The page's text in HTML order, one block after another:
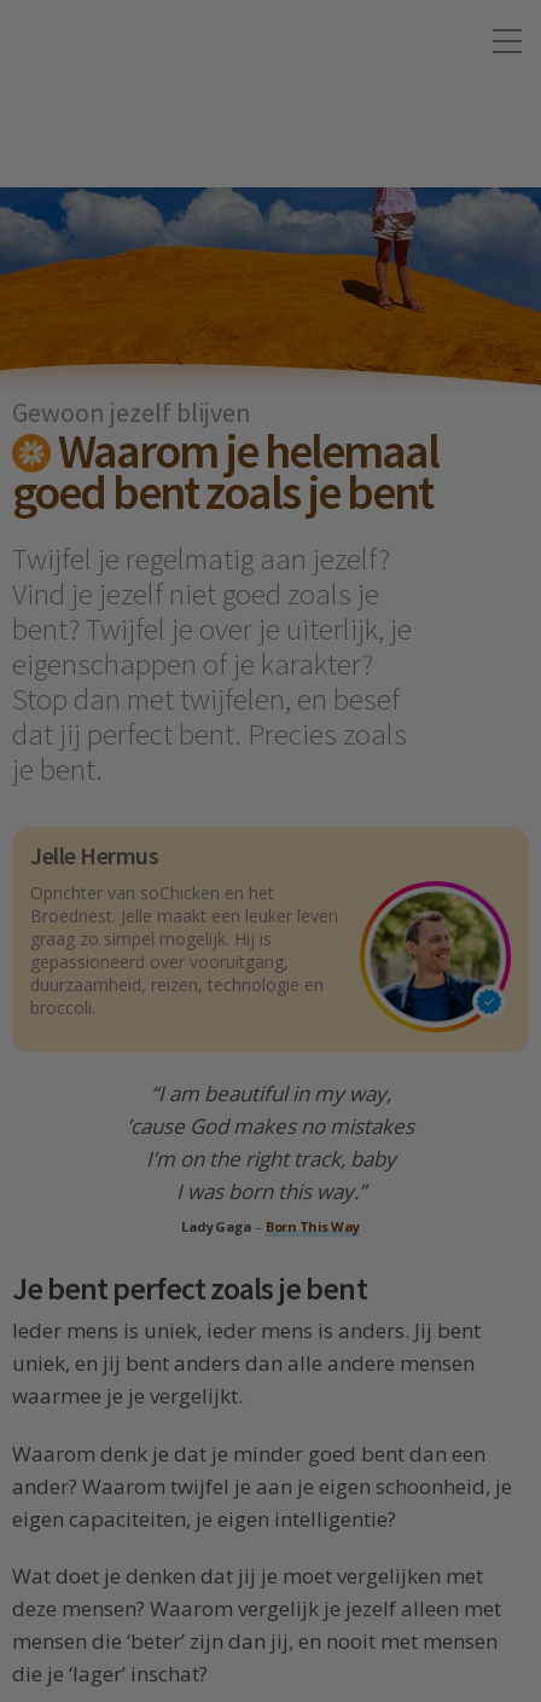
Gewoon jezelf blijven
Waarom je helemaal
goed bent zoals je bent
Twijfel je regelmatig aan jezelf?
Vind je jezelf niet goed zoals je
bent? Twijfel je over je uiterlijk, je
eigenschappen of je karakter?
Stop dan met twijfelen, en besef
dat jij perfect bent. Precies zoals
je bent.
Jelle Hermus
Oprichter van soChicken en het
Broednest. Jelle maakt een leuker leven
graag zo simpel mogelijk. Hij is
gepassioneerd over vooruitgang,
duurzaamheid, reizen, technologie en
broccoli.
“I am beautiful in my way,
’cause God makes no mistakes
I’m on the right track, baby
I was born this way.”
Lady Gaga –Born This Way
Je bent perfect zoals je bent
Ieder mens is uniek, ieder mens is anders. Jij bent
uniek, en jij bent anders dan alle andere mensen
waarmee je je vergelijkt.
Waarom denk je dat je minder goed bent dan een
ander? Waarom twijfel je aan je eigen schoonheid, je
eigen capaciteiten, je eigen intelligentie?
Wat doet je denken dat jij je moet vergelijken met
deze mensen? Waarom vergelijk je jezelf alleen met
mensen die ‘beter’ zijn dan jij, en nooit met mensen
die je ‘lager’ inschat?